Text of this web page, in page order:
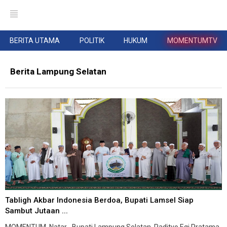
BERITA UTAMA POLITIK HUKUM MOMENTUMTV
Berita Lampung Selatan
Tabligh Akbar Indonesia Berdoa, Bupati Lamsel Siap
Sambut Jutaan ...